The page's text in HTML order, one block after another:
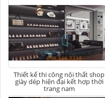
Thiết kế thi công nội thất shop
giày dép hiện đại kết hợp thời
trang nam